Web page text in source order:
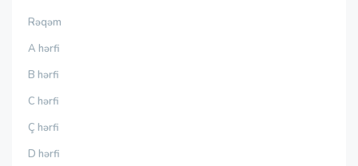
Rəqəm
A hərfi
B hərfi
C hərfi
Ç hərfi
D hərfi